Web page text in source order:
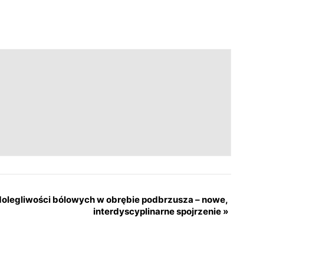
bólowych w obrębie podbrzusza – nowe,
interdyscyplinarne spojrzenie »